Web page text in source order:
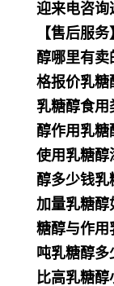
迎来电咨询
【售后服
醇哪里有卖
格报价乳糖
乳糖醇食用
醇作用乳糖
使用乳糖醇
醇多少钱乳
加量乳糖醇
糖醇与作用
吨乳糖醇多
比高乳糖醇